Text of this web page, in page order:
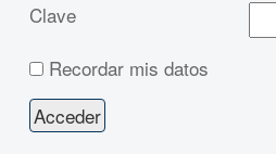
Clave
Recordar mis datos